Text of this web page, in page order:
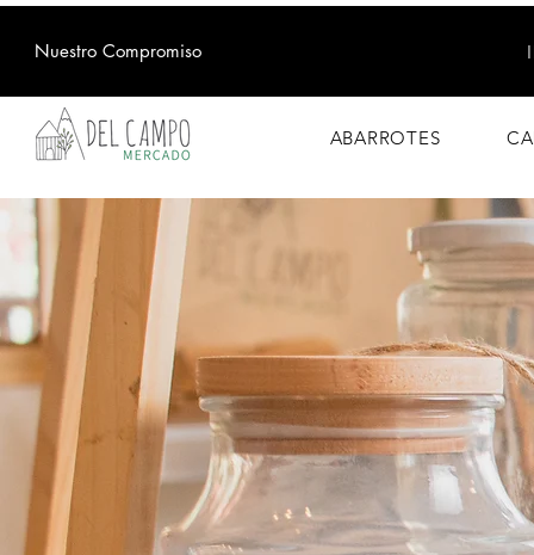
Nuestro Compromiso
ABARROTES